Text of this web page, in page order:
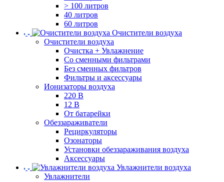
> 100 литров
40 литров
60 литров
Очистители воздуха
Очистители воздуха
Очистка + Увлажнение
Cо сменными фильтрами
Без сменных фильтров
Фильтры и аксессуары
Ионизаторы воздуха
220 В
12 В
От батарейки
Обеззараживатели
Рециркуляторы
Озонаторы
Установки обеззараживания воздуха
Аксессуары
Увлажнители воздуха
Увлажнители